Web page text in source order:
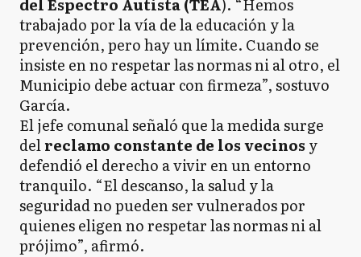
del Espectro Autista (TEA). “Hemos
trabajado por la vía de la educación y la
prevención, pero hay un límite. Cuando se
insiste en no respetar las normas ni al otro, el
Municipio debe actuar con firmeza”, sostuvo
García.
El jefe comunal señaló que la medida surge
delreclamo constante de los vecinos y
defendió el derecho a vivir en un entorno
tranquilo. “El descanso, la salud y la
seguridad no pueden ser vulnerados por
quienes eligen no respetar las normas ni al
prójimo”, afirmó.